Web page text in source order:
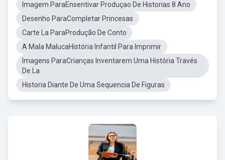
Imagem ParaEnsentivar Produçao De Historias 8 Ano
Desenho ParaCompletar Princesas
Carte La ParaProdução De Conto
A Mala MalucaHistória Infantil Para Imprimir
Imagens ParaCrianças Inventarem Uma História Través
De La
Historia Diante De Uma Sequencia De Figuras